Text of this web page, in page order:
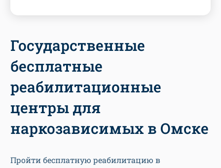
Государственные
бесплатные
реабилитационные
центры для
наркозависимых в Омске
Пройти бесплатную реабилитацию в